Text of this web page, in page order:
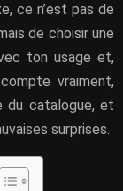
ce n’est pas de
de choisir une
ton usage et,
vraiment,
du catalogue, et
surprises.